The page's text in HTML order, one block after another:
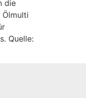
die
Quelle: